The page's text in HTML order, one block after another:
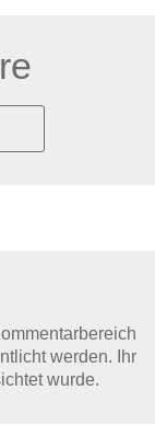
werden. Ihr
wurde.